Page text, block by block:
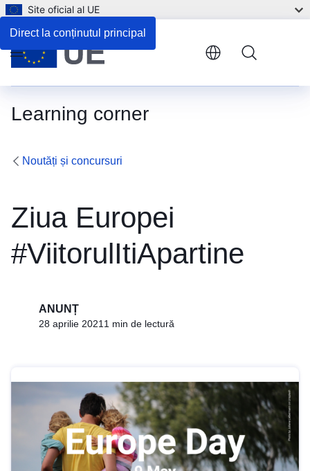
Direct la conținutul principal
Site oficial al UE
Learning corner
Menu
Noutăți și concursuri
Ziua Europei
#ViitorulItiApartine
ANUNȚ
28 aprilie 20211 min de lectură